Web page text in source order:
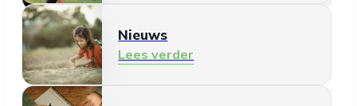
Nieuws
Lees verder